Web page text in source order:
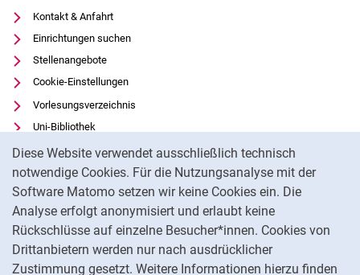
Diese Website verwendet ausschließlich technisch
notwendige Cookies. Für die Nutzungsanalyse mit der
Software Matomo setzen wir keine Cookies ein. Die
Analyse erfolgt anonymisiert und erlaubt keine
Rückschlüsse auf einzelne Besucher*innen. Cookies von
Drittanbietern werden nur nach ausdrücklicher
Zustimmung gesetzt. Weitere Informationen hierzu finden
Kontakt & Anfahrt
Einrichtungen suchen
Stellenangebote
Cookie-Einstellungen
Vorlesungsverzeichnis
Uni-Bibliothek
Moodle
Panopto
Datenschutz
Barrierefreiheit
Transparenter KI-Einsatz